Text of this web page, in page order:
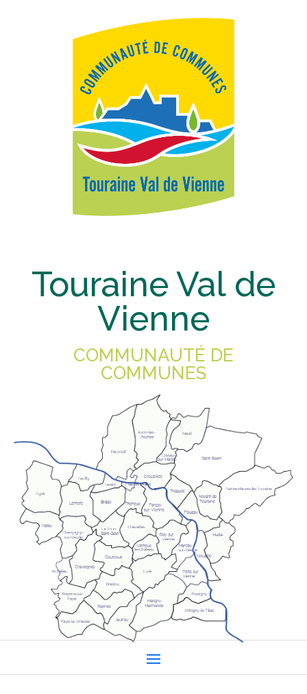
Touraine Val de
Vienne
COMMUNAUTÉ DE
COMMUNES